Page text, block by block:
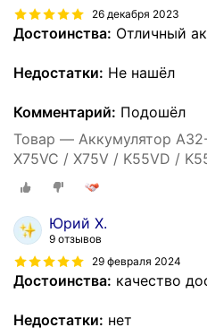
26 декабря 2023
Достоинства: Отличный
Недостатки: Не нашёл
Комментарий: Подошёл
Товар — Аккумулятор
X75VC / X75V / K55VD /
/ X55C / X75VB / K55VM /
5200mah
Юрий Х.
9 отзывов
29 февраля 2024
Достоинства: качество
Недостатки: нет